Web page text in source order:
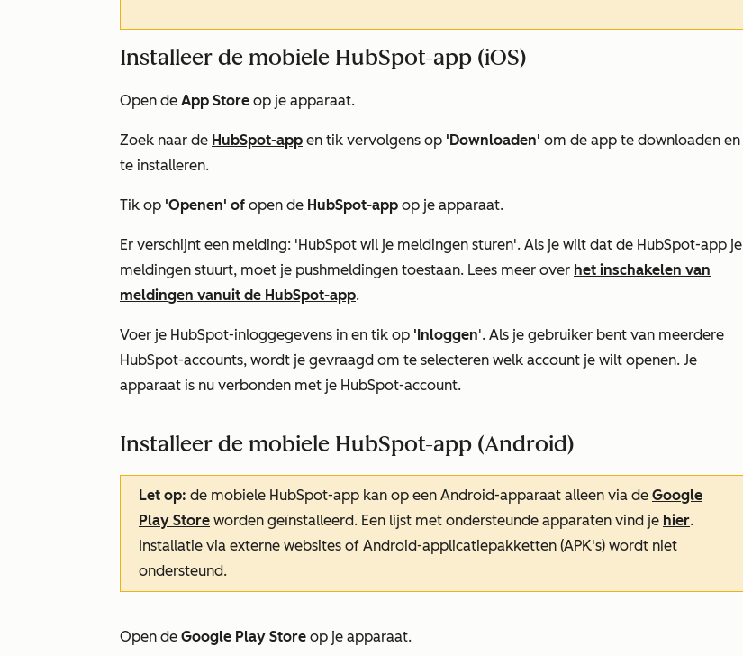
Installeer de mobiele HubSpot-app (iOS)
Open de App Store op je apparaat.
Zoek naar de HubSpot-app en tik vervolgens op 'Downloaden' om de app te downloaden en
te installeren.
Tik op 'Openen' of open de HubSpot-app op je apparaat.
Er verschijnt een melding: 'HubSpot wil je meldingen sturen'. Als je wilt dat de HubSpot-app je
meldingen stuurt, moet je pushmeldingen toestaan. Lees meer over het inschakelen van
meldingen vanuit de HubSpot-app.
Voer je HubSpot-inloggegevens in en tik op 'Inloggen'. Als je gebruiker bent van meerdere
HubSpot-accounts, wordt je gevraagd om te selecteren welk account je wilt openen. Je
apparaat is nu verbonden met je HubSpot-account.
Installeer de mobiele HubSpot-app (Android)
Let op: de mobiele HubSpot-app kan op een Android-apparaat alleen via de Google
Play Store worden geïnstalleerd. Een lijst met ondersteunde apparaten vind je hier.
Installatie via externe websites of Android-applicatiepakketten (APK's) wordt niet
ondersteund.
Open de Google Play Store op je apparaat.